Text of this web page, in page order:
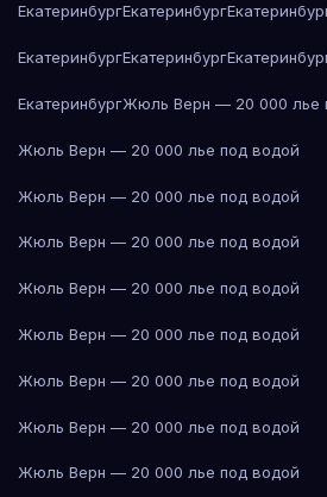
ЕкатеринбургЕкатеринбург
ЕкатеринбургЕкатеринбург
ЕкатеринбургЖюль Верн — 20 000 лье
Жюль Верн — 20 000 лье под водой
Жюль Верн — 20 000 лье под водой
Жюль Верн — 20 000 лье под водой
Жюль Верн — 20 000 лье под водой
Жюль Верн — 20 000 лье под водой
Жюль Верн — 20 000 лье под водой
Жюль Верн — 20 000 лье под водой
Жюль Верн — 20 000 лье под водой